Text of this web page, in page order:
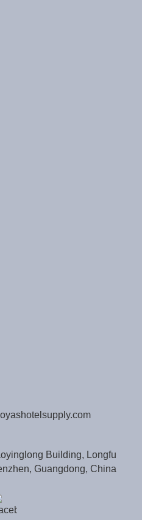
Building, Longfu
Guangdong, China